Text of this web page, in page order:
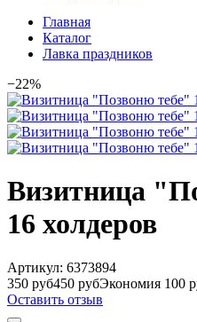
Главная
Каталог
Лавка праздников
−22%
Визитница
16 холдеров
Артикул: 6373894
350 руб450 рубЭкономия 100
Оставить отзыв